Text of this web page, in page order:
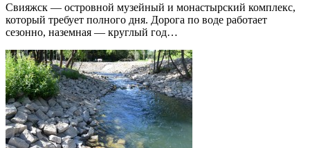
Свияжск — островной музейный и монастырский комплекс,
который требует полного дня. Дорога по воде работает
сезонно, наземная — круглый год…